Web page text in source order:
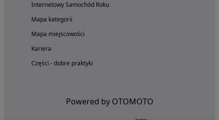
Internetowy Samochód Roku
Mapa kategorii
Mapa miejscowości
Kariera
Części - dobre praktyki
Powered by OTOMOTO